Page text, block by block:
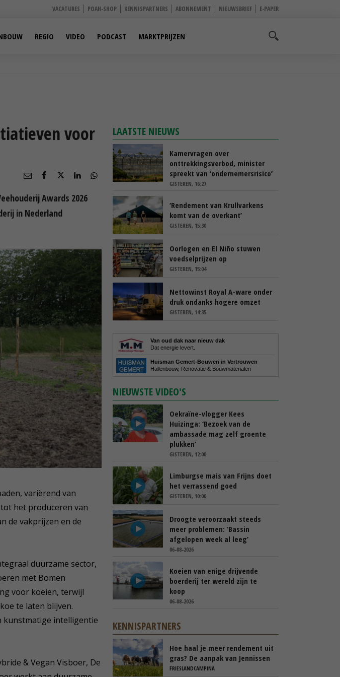
VACATURES POAH-SHOP KENNISPARTNERS ABONNEMENT NIEUWSBRIEF E-PAPER
REGIO VIDEO PODCAST MARKTPRIJZEN
voor
Awards 2026
in Nederland
variërend van
het produceren van
de vakprijzen en de
duurzame sector,
met Bomen
voor koeien, terwijl
te laten blijven.
kunstmatige intelligentie
& Vegan Visboer, De
LAATSTE NIEUWS
Kamervragen over
onttrekkingsverbod, minister
spreekt van ‘ondernemersrisico’
GISTEREN, 16:27
‘Rendement van Krullvarkens
komt van de overkant’
GISTEREN, 15:30
Oorlogen en El Niño stuwen
voedselprijzen op
GISTEREN, 15:04
Nettowinst Royal A-ware onder
druk ondanks hogere omzet
GISTEREN, 14:35
Van oud dak naar nieuw dak
Dat energie levert.
Huisman Gemert-Bouwen in Vertrouwen
Hallenbouw, Renovatie & Bouwmaterialen
NIEUWSTE VIDEO'S
Oekraïne-vlogger Kees
Huizinga: ‘Bezoek van de
ambassade mag zelf groente
plukken’
GISTEREN, 12:00
Limburgse mais van Frijns doet
het verrassend goed
GISTEREN, 10:00
Droogte veroorzaakt steeds
meer problemen: ‘Bassin
afgelopen week al leeg’
06-08-2026
Koeien van enige drijvende
boerderij ter wereld zijn te
koop
06-08-2026
KENNISPARTNERS
Hoe haal je meer rendement uit
gras? De aanpak van Jennissen
FRIESLANDCAMPINA